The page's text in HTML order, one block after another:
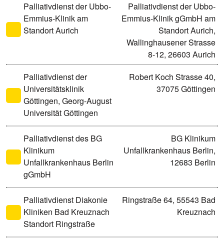
Palliativdienst der Ubbo-
Emmius-Klinik am
Standort Aurich
Palliativdienst der Ubbo-
Emmius-Klinik gGmbH am
Standort Aurich,
Wallinghausener Strasse
8-12, 26603 Aurich
Palliativdienst der
Universitätsklinik
Göttingen, Georg-August
Universität Göttingen
Robert Koch Strasse 40,
37075 Göttingen
Palliativdienst des BG
Klinikum
Unfallkrankenhaus Berlin
gGmbH
BG Klinikum
Unfallkrankenhaus Berlin,
12683 Berlin
Palliativdienst Diakonie
Kliniken Bad Kreuznach
Standort Ringstraße
Ringstraße 64, 55543 Bad
Kreuznach